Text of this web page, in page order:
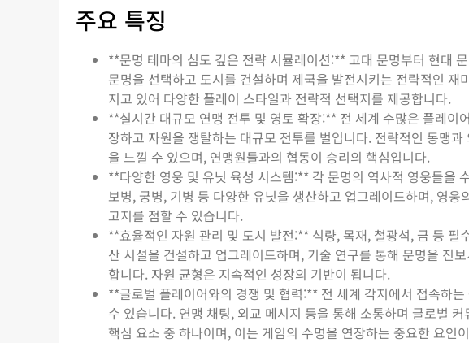
주요 특징
**문명 테마의 심도 깊은 전략 시뮬레이션:** 고대 문명부터 현대
문명을 선택하고 도시를 건설하며 제국을 발전시키는 전략적인
지고 있어 다양한 플레이 스타일과 전략적 선택지를 제공합니다.
**실시간 대규모 연맹 전투 및 영토 확장:** 전 세계 수많은 플레이
장하고 자원을 쟁탈하는 대규모 전투를 벌입니다. 전략적인 동맹
을 느낄 수 있으며, 연맹원들과의 협동이 승리의 핵심입니다.
**다양한 영웅 및 유닛 육성 시스템:** 각 문명의 역사적 영웅들을
보병, 궁병, 기병 등 다양한 유닛을 생산하고 업그레이드하며, 영
고지를 점할 수 있습니다.
**효율적인 자원 관리 및 도시 발전:** 식량, 목재, 철광석, 금 등
산 시설을 건설하고 업그레이드하며, 기술 연구를 통해 문명을 진
합니다. 자원 균형은 지속적인 성장의 기반이 됩니다.
**글로벌 플레이어와의 경쟁 및 협력:** 전 세계 각지에서 접속하
수 있습니다. 연맹 채팅, 외교 메시지 등을 통해 소통하며 글로벌
핵심 요소 중 하나이며, 이는 게임의 수명을 연장하는 중요한 요인